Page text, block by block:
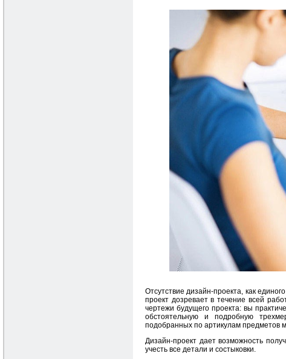
Отсутствие дизайн-проекта, как
проект дозревает в течение всей
чертежи будущего проекта: вы
обстоятельную и подробную
подобранных по артикулам предметов
Дизайн-проект дает возможность
учесть все детали и состыковки.